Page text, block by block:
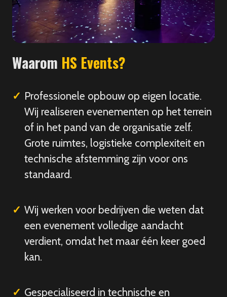
Waarom HS Events?
Professionele opbouw op eigen locatie.
Wij realiseren evenementen op het terrein
of in het pand van de organisatie zelf.
Grote ruimtes, logistieke complexiteit en
technische afstemming zijn voor ons
standaard.
Wij werken voor bedrijven die weten dat
een evenement volledige aandacht
verdient, omdat het maar één keer goed
kan.
Gespecialiseerd in technische en